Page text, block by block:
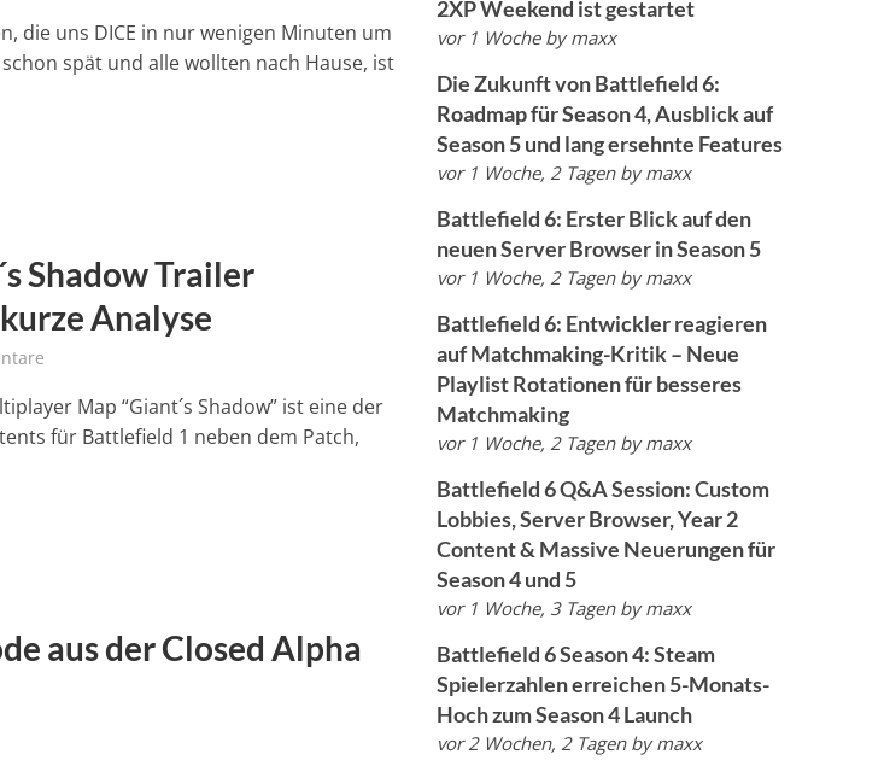
die uns DICE in nur wenigen Minuten um
spät und alle wollten nach Hause, ist
Shadow Trailer
Analyse
Map “Giant´s Shadow” ist eine der
für Battlefield 1 neben dem Patch,
aus der Closed Alpha
2XP Weekend ist gestartet
vor 1 Woche bymaxx
Die Zukunft von Battlefield 6:
Roadmap für Season 4, Ausblick auf
Season 5 und lang ersehnte Features
vor 1 Woche, 2 Tagen bymaxx
Battlefield 6: Erster Blick auf den
neuen Server Browser in Season 5
vor 1 Woche, 2 Tagen bymaxx
Battlefield 6: Entwickler reagieren
auf Matchmaking-Kritik – Neue
Playlist Rotationen für besseres
Matchmaking
vor 1 Woche, 2 Tagen bymaxx
Battlefield 6 Q&A Session: Custom
Lobbies, Server Browser, Year 2
Content & Massive Neuerungen für
Season 4 und 5
vor 1 Woche, 3 Tagen bymaxx
Battlefield 6 Season 4: Steam
Spielerzahlen erreichen 5-Monats-
Hoch zum Season 4 Launch
vor 2 Wochen, 2 Tagen bymaxx